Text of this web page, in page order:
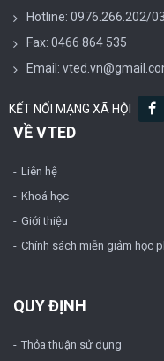
Hotline: 0976.266.202/
Fax: 0466 864 535
Email:
KẾT NỐI MẠNG XÃ HỘI
VỀ VTED
Liên hệ
Khoá học
Giới thiệu
Chính sách miễn giảm học
QUY ĐỊNH
Thỏa thuận sử dụng